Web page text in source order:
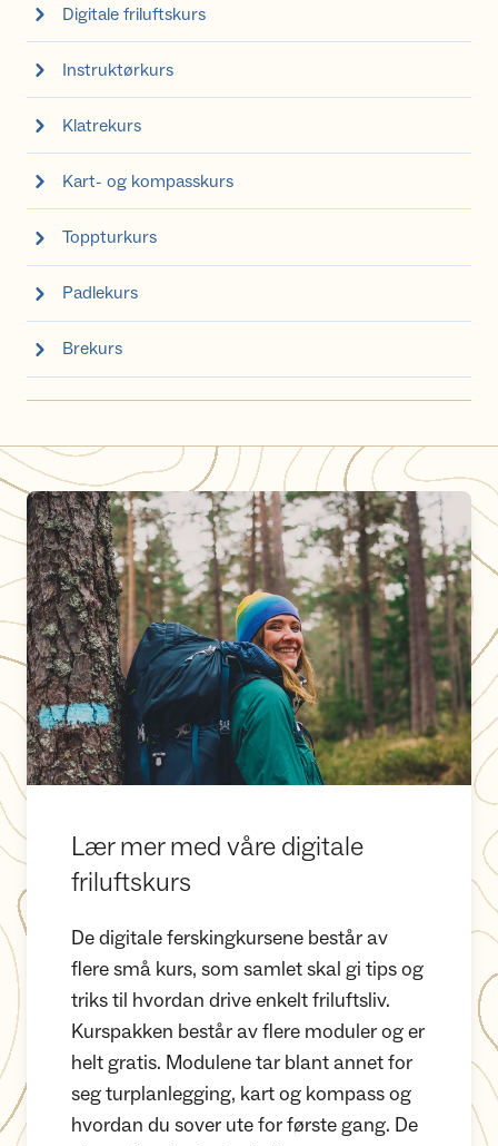
Digitale friluftskurs
Instruktørkurs
Klatrekurs
Kart- og kompasskurs
Toppturkurs
Padlekurs
Brekurs
Lær mer med våre digitale friluftskurs
Lær mer med våre digitale
friluftskurs
De digitale ferskingkursene består av
flere små kurs, som samlet skal gi tips og
triks til hvordan drive enkelt friluftsliv.
Kurspakken består av flere moduler og er
helt gratis. Modulene tar blant annet for
seg turplanlegging, kart og kompass og
hvordan du sover ute for første gang. De